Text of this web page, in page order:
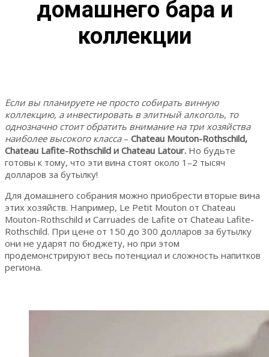
домашнего бара и
коллекции
Если вы планируете не просто собирать винную
коллекцию, а инвестировать в элитный алкоголь, то
однозначно стоит обратить внимание на три хозяйства
наиболее высокого класса– Chateau Mouton-Rothschild,
Chateau Lafite-Rothschild и Chateau Latour. Но будьте
готовы к тому, что эти вина стоят около 1–2 тысяч
долларов за бутылку!
Для домашнего собрания можно приобрести вторые вина
этих хозяйств. Например, Le Petit Mouton от Chateau
Mouton-Rothschild и Carruades de Lafite от Chateau Lafite-
Rothschild. При цене от 150 до 300 долларов за бутылку
они не ударят по бюджету, но при этом
продемонстрируют весь потенциал и сложность напитков
региона.